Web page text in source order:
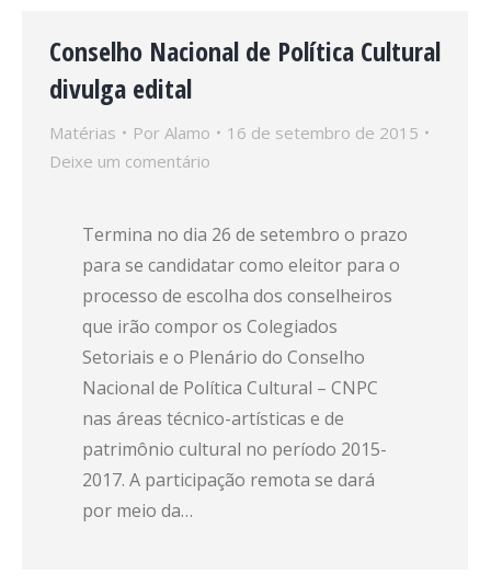
Conselho Nacional de Política Cultural
divulga edital
Matérias Por Alamo
16 de setembro de 2015
Deixe um comentário
Termina no dia 26 de setembro o prazo
para se candidatar como eleitor para o
processo de escolha dos conselheiros
que irão compor os Colegiados
Setoriais e o Plenário do Conselho
Nacional de Política Cultural – CNPC
nas áreas técnico-artísticas e de
patrimônio cultural no período 2015-
2017. A participação remota se dará
por meio da…